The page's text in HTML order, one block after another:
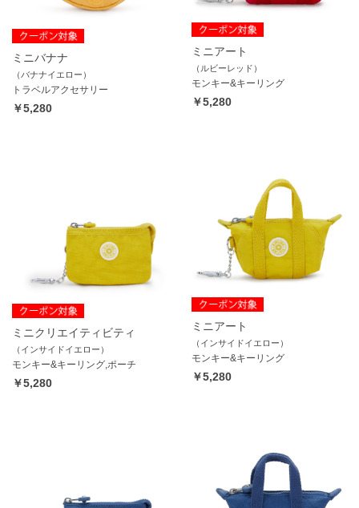
ミニバナナ
（バナナイエロー）
トラベルアクセサリー
￥5,280
ミニアート
（ルビーレッド）
モンキー&キーリング
￥5,280
ミニクリエイティビティ
（インサイドイエロー）
モンキー&キーリング,ポーチ
￥5,280
ミニアート
（インサイドイエロー）
モンキー&キーリング
￥5,280